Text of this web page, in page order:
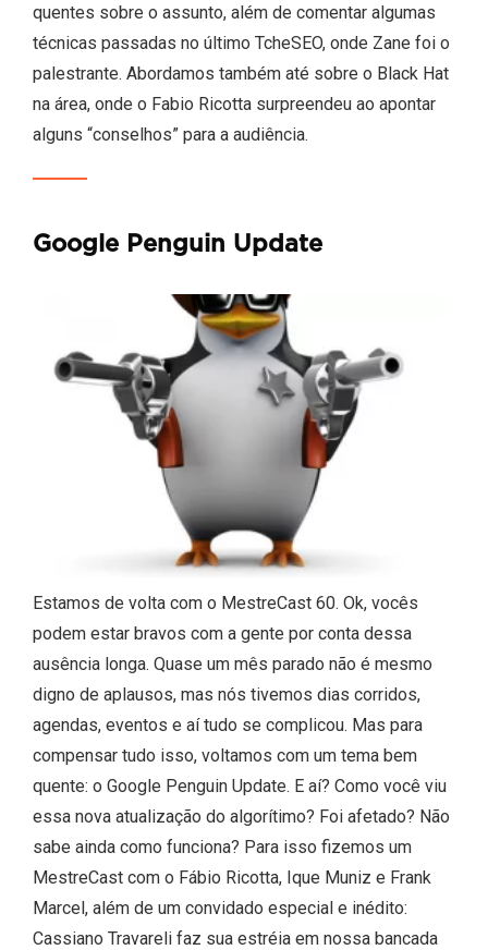
quentes sobre o assunto, além de comentar algumas
técnicas passadas no último TcheSEO, onde Zane foi o
palestrante. Abordamos também até sobre o Black Hat
na área, onde o Fabio Ricotta surpreendeu ao apontar
alguns “conselhos” para a audiência.
Google Penguin Update
Estamos de volta com o MestreCast 60. Ok, vocês
podem estar bravos com a gente por conta dessa
ausência longa. Quase um mês parado não é mesmo
digno de aplausos, mas nós tivemos dias corridos,
agendas, eventos e aí tudo se complicou. Mas para
compensar tudo isso, voltamos com um tema bem
quente: o Google Penguin Update. E aí? Como você viu
essa nova atualização do algorítimo? Foi afetado? Não
sabe ainda como funciona? Para isso fizemos um
MestreCast com o Fábio Ricotta, Ique Muniz e Frank
Marcel, além de um convidado especial e inédito:
Cassiano Travareli faz sua estréia em nossa bancada